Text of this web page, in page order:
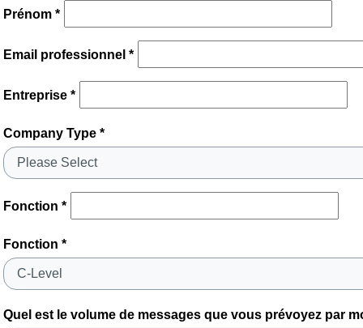
Prénom *
Email professionnel *
Entreprise *
Company Type *
Fonction *
Fonction *
Quel est le volume de messages que vous prévoyez par